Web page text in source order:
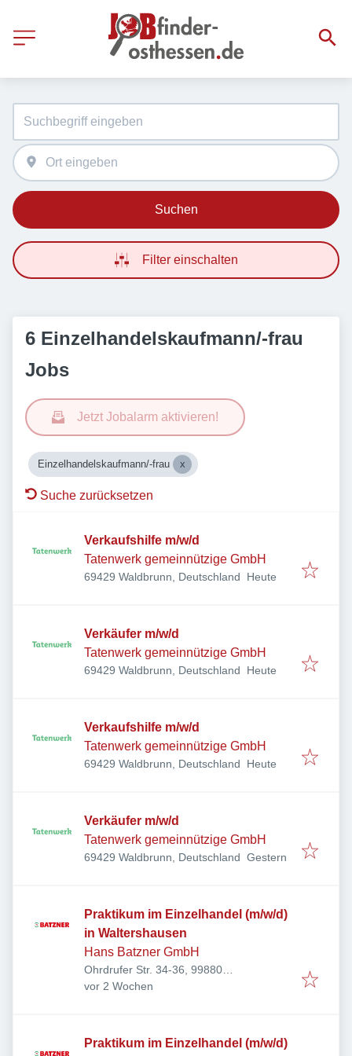
Suchen
Filter einschalten
6 Einzelhandelskaufmann/-frau
Jobs
Jetzt Jobalarm aktivieren!
Einzelhandelskaufmann/-frau
Suche zurücksetzen
Verkaufshilfe m/w/d
Tatenwerk gemeinnützige GmbH
69429 Waldbrunn, Deutschland Veröffentlicht:
Heute
Verkäufer m/w/d
Tatenwerk gemeinnützige GmbH
69429 Waldbrunn, Deutschland Veröffentlicht:
Heute
Verkaufshilfe m/w/d
Tatenwerk gemeinnützige GmbH
69429 Waldbrunn, Deutschland Veröffentlicht:
Heute
Verkäufer m/w/d
Tatenwerk gemeinnützige GmbH
69429 Waldbrunn, Deutschland Veröffentlicht:
Gestern
Praktikum im Einzelhandel (m/w/d)
in Waltershausen
Hans Batzner GmbH
Ohrdrufer Str. 34-36, 99880
Waltershausen, Deutschland
Veröffentlicht:
vor 2 Wochen
Praktikum im Einzelhandel (m/w/d)